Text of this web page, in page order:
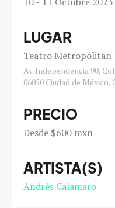
LUGAR
Teatro Metropólitan
Av. Independencia 90,
06050 Ciudad de México,
PRECIO
Desde $600 mxn
ARTISTA(S)
Andrés Calamaro